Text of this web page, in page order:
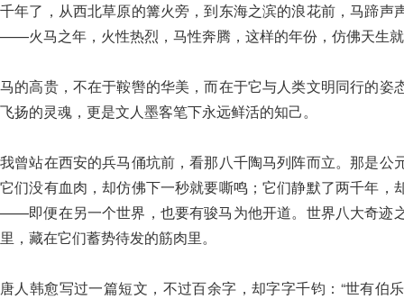
千年了，从西北草原的篝火旁，到东海之滨的浪花前，马蹄
——火马之年，火性热烈，马性奔腾，这样的年份，仿佛天生
马的高贵，不在于鞍辔的华美，而在于它与人类文明同行的
飞扬的灵魂，更是文人墨客笔下永远鲜活的知己。
我曾站在西安的兵马俑坑前，看那八千陶马列阵而立。那是
它们没有血肉，却仿佛下一秒就要嘶鸣；它们静默了两千年
——即便在另一个世界，也要有骏马为他开道。世界八大奇迹
里，藏在它们蓄势待发的筋肉里。
唐人韩愈写过一篇短文，不过百余字，却字字千钧：“世有伯